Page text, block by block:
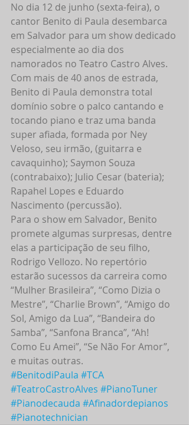
No dia 12 de junho (sexta-feira), o
cantor Benito di Paula desembarca
em Salvador para um show dedicado
especialmente ao dia dos
namorados no Teatro Castro Alves.
Com mais de 40 anos de estrada,
Benito di Paula demonstra total
domínio sobre o palco cantando e
tocando piano e traz uma banda
super afiada, formada por Ney
Veloso, seu irmão, (guitarra e
cavaquinho); Saymon Souza
(contrabaixo); Julio Cesar (bateria);
Rapahel Lopes e Eduardo
Nascimento (percussão).
Para o show em Salvador, Benito
promete algumas surpresas, dentre
elas a participação de seu filho,
Rodrigo Vellozo. No repertório
estarão sucessos da carreira como
“Mulher Brasileira”, “Como Dizia o
Mestre”, “Charlie Brown”, “Amigo do
Sol, Amigo da Lua”, “Bandeira do
Samba”, “Sanfona Branca”, “Ah!
Como Eu Amei”, “Se Não For Amor”,
e muitas outras.
#BenitodiPaula #TCA
#TeatroCastroAlves #PianoTuner
#Pianodecauda #Afinadordepianos
#Pianotechnician